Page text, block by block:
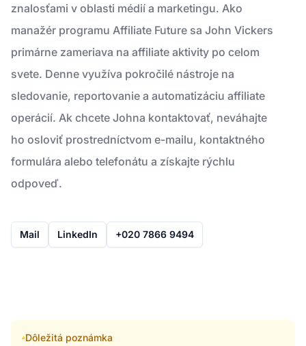
znalosťami v oblasti médií a marketingu. Ako
manažér programu Affiliate Future sa John Vickers
primárne zameriava na affiliate aktivity po celom
svete. Denne využíva pokročilé nástroje na
sledovanie, reportovanie a automatizáciu affiliate
operácií. Ak chcete Johna kontaktovať, neváhajte
ho osloviť prostredníctvom e-mailu, kontaktného
formulára alebo telefonátu a získajte rýchlu
odpoveď.
Mail LinkedIn +020 7866 9494
Dôležitá poznámka